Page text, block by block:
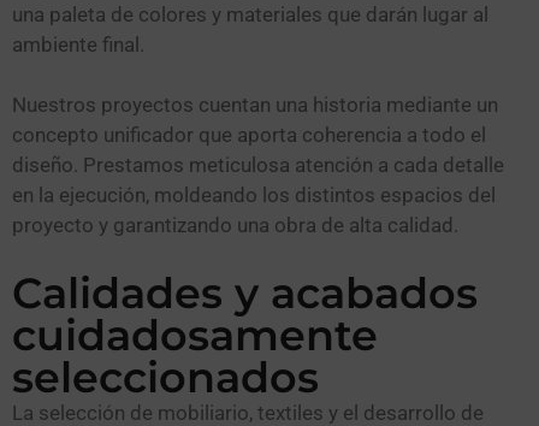
una paleta de colores y materiales que darán lugar al
ambiente final.
Nuestros proyectos cuentan una historia mediante un
concepto unificador que aporta coherencia a todo el
diseño. Prestamos meticulosa atención a cada detalle
en la ejecución, moldeando los distintos espacios del
proyecto y garantizando una obra de alta calidad.
Calidades y acabados
cuidadosamente
seleccionados
La selección de mobiliario, textiles y el desarrollo de